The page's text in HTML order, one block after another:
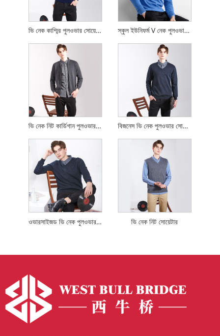
ভি নেক কাশ্মির পুলওভার সোয়েটার স্কুল ইউনিফর্ম V নেক পুলওভার সোয়েটার
ভি নেক নিট কার্ডিগান পুলওভার সোয়েটার বিজনেস ভি নেক পুলওভার সোয়েটার
ওভারসাইজড ভি নেক পুলওভার সোয়েটার ভি নেক নিট সোয়েটার